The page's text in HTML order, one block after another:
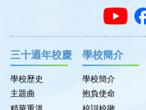
三十週年校慶
學校歷史
主題曲
學校簡介
學校簡介
抱負使命